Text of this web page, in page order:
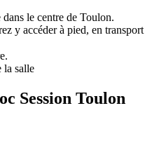
le centre de Toulon.
y accéder à pied, en transport
la salle
Session Toulon